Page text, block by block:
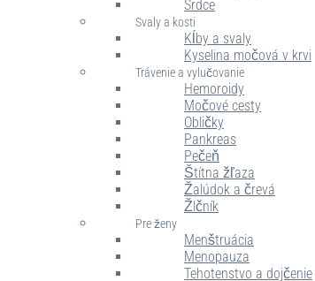
Srdce
Svaly a kosti
Kĺby a svaly
Kyselina močová v krvi
Trávenie a vylučovanie
Hemoroidy
Močové cesty
Obličky
Pankreas
Pečeň
Štítna žľaza
Žalúdok a črevá
Žlčník
Pre ženy
Menštruácia
Menopauza
Tehotenstvo a dojčenie